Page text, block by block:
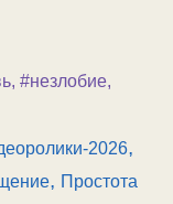
, #незлобие,
2026,
, Простота